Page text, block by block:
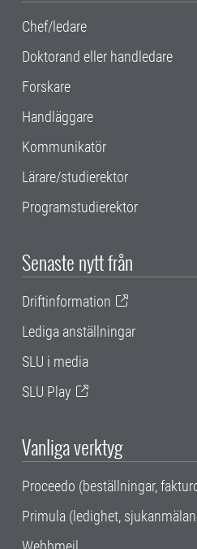
Chef/ledare
Doktorand eller handledare
Forskare
Handläggare
Kommunikatör
Lärare/studierektor
Programstudierektor
Senaste nytt från
Driftinformation
Lediga anställningar
SLU i media
SLU Play
Vanliga verktyg
Proceedo (beställningar,
Primula (ledighet,